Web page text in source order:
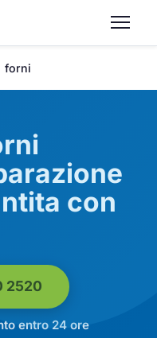
forni
con
2520
entro 24 ore